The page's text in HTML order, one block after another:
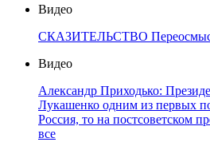
Видео
СКАЗИТЕЛЬСТВО
Видео
Александр Приходько:
Лукашенко одним из первых
Россия, то на постсоветском
все